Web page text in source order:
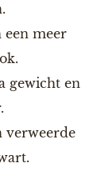
een meer
gewicht en
verweerde